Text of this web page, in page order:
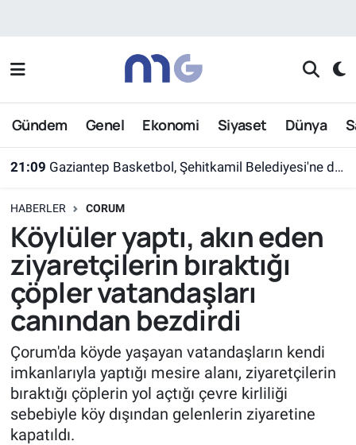
Gündem Genel Ekonomi Siyaset Dünya
21:09 Gaziantep Basketbol, Şehitkamil Belediyesi'ne devredildi
HABERLER CORUM
Köylüler yaptı, akın eden
ziyaretçilerin bıraktığı
çöpler vatandaşları
canından bezdirdi
Çorum'da köyde yaşayan vatandaşların kendi
imkanlarıyla yaptığı mesire alanı, ziyaretçilerin
bıraktığı çöplerin yol açtığı çevre kirliliği
sebebiyle köy dışından gelenlerin ziyaretine
kapatıldı.
Nöbetçi Eczaneler
Hava Durumu
Süper Lig Puan Durumu ve Fikstür
Tüm Manşetler
Son Dakika Haberleri
Haber Arşivi